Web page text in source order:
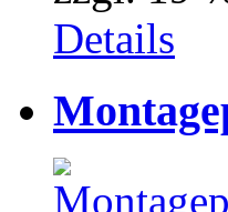
Details